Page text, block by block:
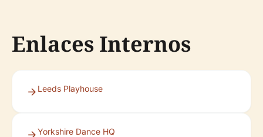
Enlaces Internos
Leeds Playhouse
Yorkshire Dance HQ